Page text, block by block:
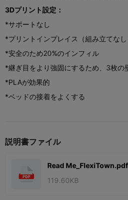
3Dプリント設定：
*サポートなし
*プリントインプレイス（組み立てなし
*安全のため20%のインフィル
*継ぎ目をより強固にするため、3枚の
*PLAが効果的
*ベッドの接着をよくする
説明書ファイル
Read Me_FlexiTown.pdf
119.60KB